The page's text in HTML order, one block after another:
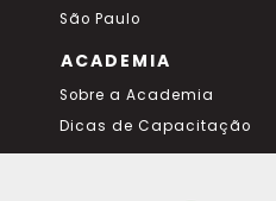
São Paulo
ACADEMIA
Sobre a Academia
Dicas de Capacitação